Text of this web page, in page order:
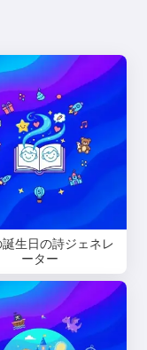
生日の詩ジェネレ
ーター